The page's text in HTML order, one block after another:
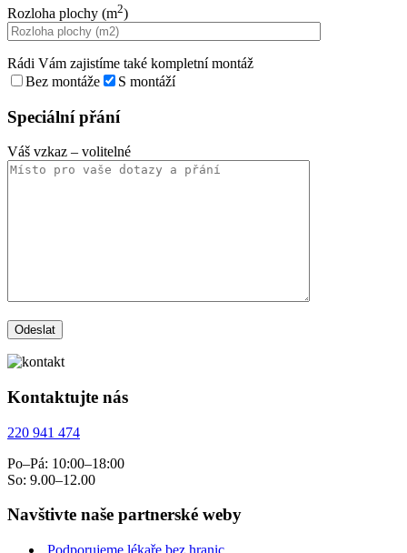
Rozloha plochy (m2)
Rádi Vám zajistíme také kompletní montáž
Bez montáže
S montáží
Speciální přání
Váš vzkaz – volitelné
Kontaktujte nás
220 941 474
Po–Pá: 10:00–18:00
So: 9.00–12.00
Navštivte naše partnerské weby